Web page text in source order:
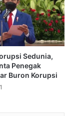
Sedunia,
Penegak
Buron Korupsi